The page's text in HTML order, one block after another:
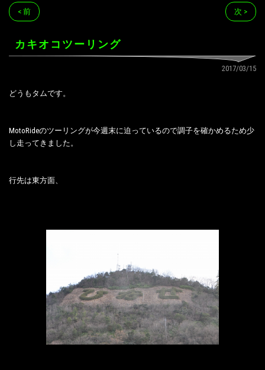
< 前 次 >
カキオコツーリング
2017/03/15
どうもタムです。
MotoRideのツーリングが今週末に迫っているので調子を確かめるため少
し走ってきました。
行先は東方面、